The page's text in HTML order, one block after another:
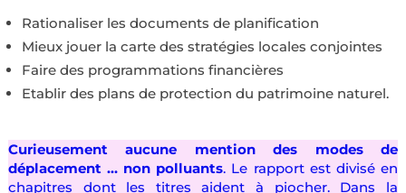
Rationaliser les documents de planification
Mieux jouer la carte des stratégies locales conjointes
Faire des programmations financières
Etablir des plans de protection du patrimoine naturel.
Curieusement aucune mention des modes de
déplacement … non polluants. Le rapport est divisé en
chapitres dont les titres aident à piocher. Dans la